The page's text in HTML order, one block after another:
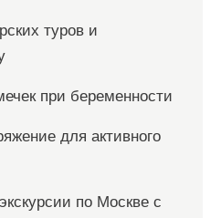
туров и
при беременности
для активного
по Москве с